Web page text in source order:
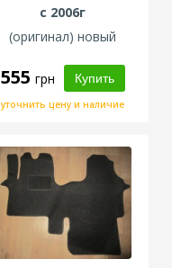
с 2006г
(оригинал) новый
555 грн
уточнить цену и наличие